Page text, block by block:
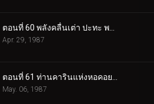
ตอนที่ 60 พลังคลื่นเต่า ปะทะ พลังดรรชนีมหากาฬ
Apr. 29, 1987
May. 06, 1987